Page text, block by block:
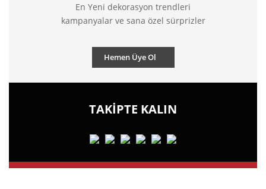
En Yeni dekorasyon trendleri
kampanyalar ve sana özel sürprizler
Hemen Üye Ol
TAKİPTE KALIN